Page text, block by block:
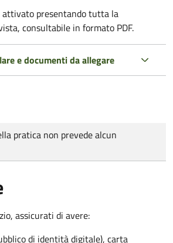
attivato presentando tutta la
consultabile in formato PDF.
e documenti da allegare
pratica non prevede alcun
assicurati di avere:
di identità digitale), carta